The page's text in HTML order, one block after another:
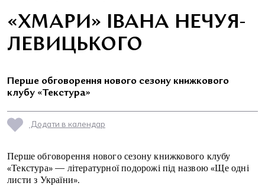
«ХМАРИ» ІВАНА НЕЧУЯ-
ЛЕВИЦЬКОГО
Перше обговорення нового сезону книжкового
клубу «Текстура»
Додати в календар
Перше обговорення нового сезону книжкового клубу
«Текстура» — літературної подорожі під назвою «Ще одні
листи з України».